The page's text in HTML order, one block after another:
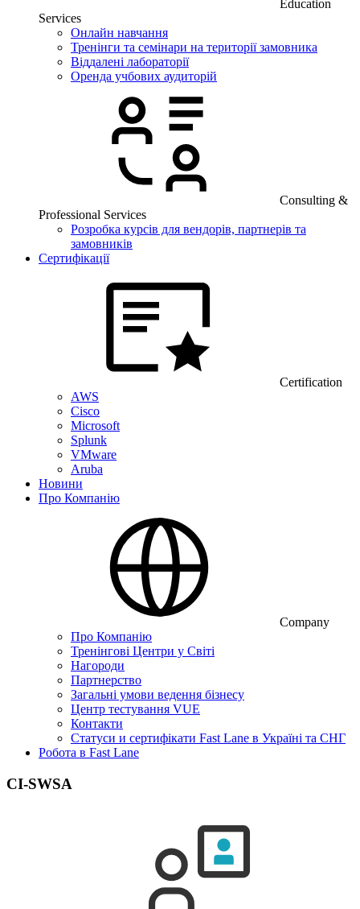
Education
Services
Онлайн навчання
Тренінги та семінари на території замовника
Віддалені лабораторії
Оренда учбових аудиторій
Consulting &
Professional Services
Розробка курсів для вендорів, партнерів та
замовників
Сертифікації
Certification
AWS
Cisco
Microsoft
Splunk
VMware
Aruba
Новини
Про Компанію
Company
Про Компанію
Тренінгові Центри у Світі
Нагороди
Партнерство
Загальні умови ведення бізнесу
Центр тестування VUE
Контакти
Статуси и сертифікати Fast Lane в Україні та СНГ
Робота в Fast Lane
CI-SWSA